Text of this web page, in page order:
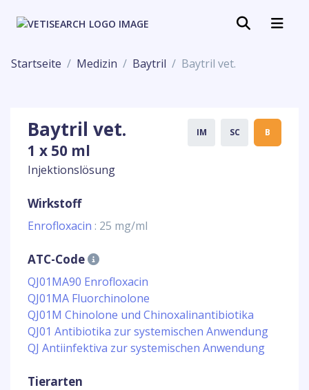
Startseite Medizin Baytril Baytril vet.
Baytril vet.
1 x 50 ml
Injektionslösung
IM SC B
Wirkstoff
Enrofloxacin : 25 mg/ml
ATC-Code
QJ01MA90 Enrofloxacin
QJ01MA Fluorchinolone
QJ01M Chinolone und Chinoxalinantibiotika
QJ01 Antibiotika zur systemischen Anwendung
QJ Antiinfektiva zur systemischen Anwendung
Tierarten